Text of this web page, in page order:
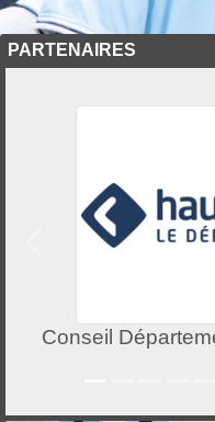
PARTENAIRES
Conseil
Précedent